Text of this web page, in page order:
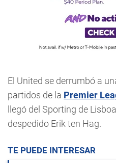
El United se derrumbó a
partidos de la Premier
llegó del Sporting de
despedido Erik ten Hag.
TE PUEDE INTERESAR